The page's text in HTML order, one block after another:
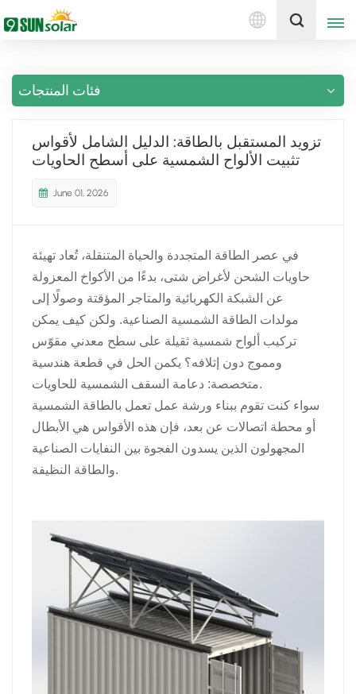
العربية
Deutsch
русский
português
Nederlands
العربية
日本語
한국의
إقتبس
فئات المنتجات
تزويد المستقبل بالطاقة: الدليل الشامل لأقواس
تثبيت الألواح الشمسية على أسطح الحاويات
June 01, 2026
في عصر الطاقة المتجددة والحياة المتنقلة، تُعاد تهيئة
حاويات الشحن لأغراض شتى، بدءًا من الأكواخ المعزولة
عن الشبكة الكهربائية والمتاجر المؤقتة وصولًا إلى
مولدات الطاقة الشمسية الصناعية. ولكن كيف يمكن
تركيب ألواح شمسية ثقيلة على سطح معدني مقوّس
ومموج دون إتلافه؟ يكمن الحل في قطعة هندسية
متخصصة: دعامة السقف الشمسية للحاويات.
سواء كنت تقوم ببناء ورشة عمل تعمل بالطاقة الشمسية
أو محطة اتصالات عن بعد، فإن هذه الأقواس هي الأبطال
المجهولون الذين يسدون الفجوة بين النفايات الصناعية
والطاقة النظيفة.